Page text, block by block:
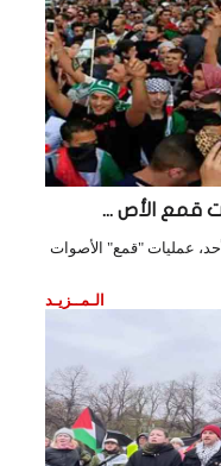
قمع الأص ...
عمليات "قمع" الأصوات
الـمــزيـد